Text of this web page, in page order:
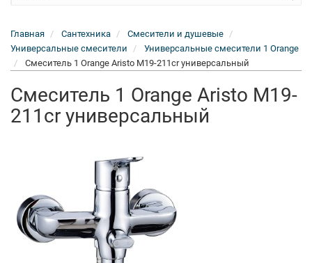
Главная Сантехника
Смесители и душевые
Универсальные смесители
Универсальные смесители 1 Orange
Смеситель 1 Orange Aristo M19-211cr универсальный
Смеситель 1 Orange Aristo M19-
211cr универсальный